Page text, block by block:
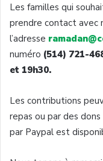
Les familles qui
prendre contact avec
l’adresse
numéro (514) 721-
et 19h30.
Les contributions
repas ou par des
par Paypal est